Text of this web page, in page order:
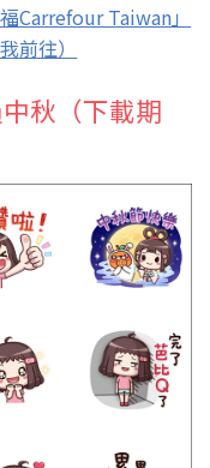
Carrefour Taiwan」
前往）
秋（下載期